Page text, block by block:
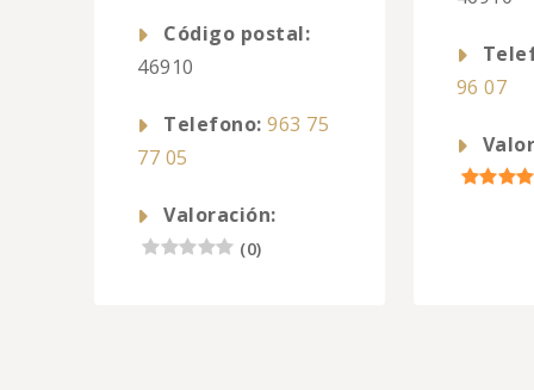
Código postal:
46910
Telefono: 963 75
77 05
Valoración:
(0)
96 07